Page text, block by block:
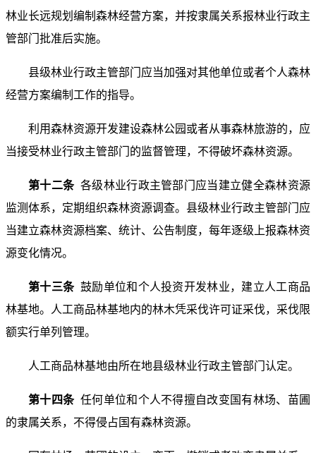
林业长远规划编制森林经营方案，并按隶属关系报林业行政主
管部门批准后实施。
县级林业行政主管部门应当加强对其他单位或者个人森林
经营方案编制工作的指导。
利用森林资源开发建设森林公园或者从事森林旅游的，应
当接受林业行政主管部门的监督管理，不得破坏森林资源。
第十二条各级林业行政主管部门应当建立健全森林资源
监测体系，定期组织森林资源调查。县级林业行政主管部门应
当建立森林资源档案、统计、公告制度，每年逐级上报森林资
源变化情况。
第十三条鼓励单位和个人投资开发林业，建立人工商品
林基地。人工商品林基地内的林木凭采伐许可证采伐，采伐限
额实行单列管理。
人工商品林基地由所在地县级林业行政主管部门认定。
第十四条任何单位和个人不得擅自改变国有林场、苗圃
的隶属关系，不得侵占国有森林资源。